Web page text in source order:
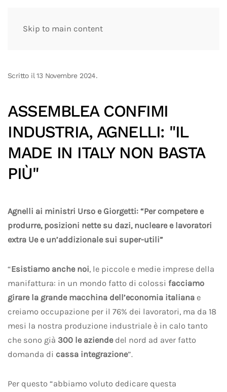
Skip to main content
Scritto il13 Novembre 2024.
ASSEMBLEA CONFIMI
INDUSTRIA, AGNELLI: "IL
MADE IN ITALY NON BASTA
PIÙ"
Agnelli ai ministri Urso e Giorgetti: “Per competere e
produrre, posizioni nette su dazi, nucleare e lavoratori
extra Ue e un’addizionale sui super-utili”
“Esistiamo anche noi, le piccole e medie imprese della
manifattura: in un mondo fatto di colossi facciamo
girare la grande macchina dell’economia italiana e
creiamo occupazione per il 76% dei lavoratori, ma da 18
mesi la nostra produzione industriale è in calo tanto
che sono già 300 le aziendedel nord ad aver fatto
domanda di cassa integrazione”.
Per questo “abbiamo voluto dedicare questa